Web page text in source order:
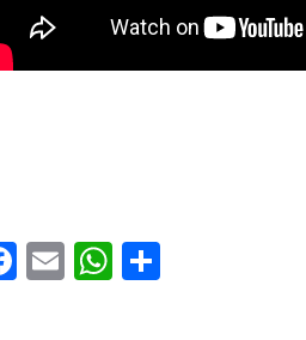
Facebook
EmailWhatsApp